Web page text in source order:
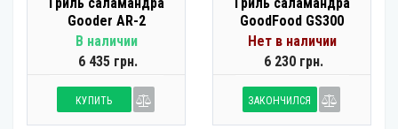
Gooder AR-2
В наличии
6 435 грн.
КУПИТЬ
GoodFood GS300
Нет в наличии
6 230 грн.
ЗАКОНЧИЛСЯ